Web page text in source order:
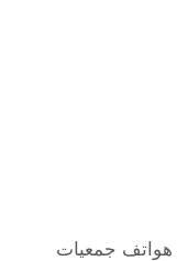
هواتف جمعيات